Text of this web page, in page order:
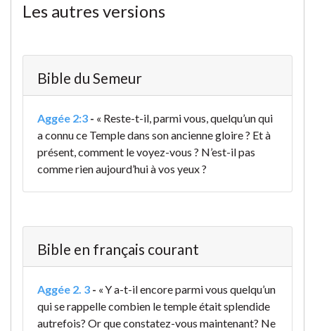
Les autres versions
Bible du Semeur
Aggée 2:3 - « Reste-t-il, parmi vous, quelqu’un qui
a connu ce Temple dans son ancienne gloire ? Et à
présent, comment le voyez-vous ? N’est-il pas
comme rien aujourd’hui à vos yeux ?
Bible en français courant
Aggée 2. 3 - « Y a-t-il encore parmi vous quelqu’un
qui se rappelle combien le temple était splendide
autrefois? Or que constatez-vous maintenant? Ne